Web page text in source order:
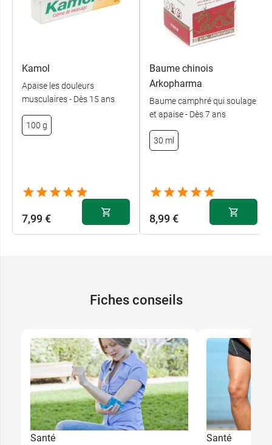
Kamol
Apaise les douleurs
musculaires - Dès 15 ans
100 g
7,99 €
Baume chinois
Arkopharma
Baume camphré qui soulage
et apaise - Dès 7 ans
30 ml
8,99 €
Fiches conseils
Santé
Santé